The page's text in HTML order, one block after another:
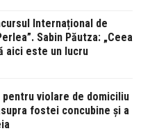
Internațional de
Sabin Păutza: „Ceea
aici este un lucru
violare de domiciliu
fostei concubine și a